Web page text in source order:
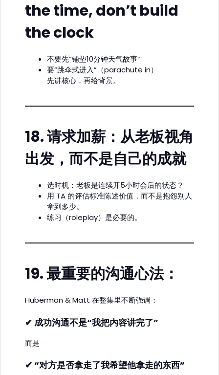
the time, don’t build
the clock
不要先“铺垫10分钟天气故事”
要“跳伞式进入”（parachute in）
先讲核心，再给背景。
18.请求加薪：从老板视角
出发，而不是自己的成就
选时机：老板是连续开5小时会后的状态？
用 TA 的评估标准陈述价值，而不是抱怨别人
拿到多少。
练习（roleplay）是必要的。
19.最重要的沟通心法：
Huberman & Matt 在整集里不断强调：
✔ 成功沟通不是“我把内容讲完了”
而是
✔ “对方是否拿走了我希望他拿走的东西”